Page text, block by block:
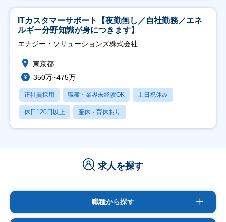
ITカスタマーサポート【夜勤無し／自社勤務／エネ
ルギー分野知識が身につきます】
エナジー・ソリューションズ株式会社
東京都
350万~475万
正社員採用 職種・業界未経験OK 土日祝休み
休日120日以上 産休・育休あり
求人を探す
職種から探す